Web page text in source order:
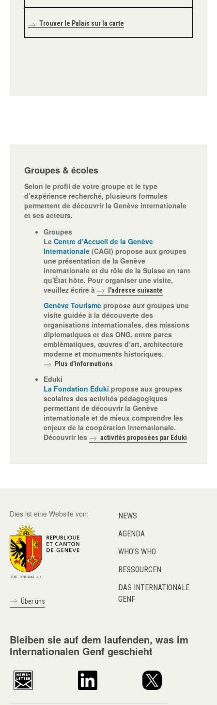
Trouver le Palais sur la carte
Groupes & écoles
Selon le profil de votre groupe et le type
d’expérience recherché, plusieurs formules
permettent de découvrir la Genève internationale
et ses acteurs.
Groupes
Le Centre d'Accueil de la Genève
Internationale (CAGI) propose aux groupes
une présentation de la Genève
internationale et du rôle de la Suisse en tant
qu'État hôte. Pour organiser une visite,
veuillez écrire à
l'adresse suivante
Genève Tourisme propose aux groupes une
visite guidée à la découverte des
organisations internationales, des missions
diplomatiques et des ONG, entre parcs
emblématiques, œuvres d’art, architecture
moderne et monuments historiques.
Plus d'informations
Eduki
La Fondation Eduki propose aux groupes
scolaires des activités pédagogiques
permettant de découvrir la Genève
internationale et de mieux comprendre les
enjeux de la coopération internationale.
Découvrir les
activités proposées par Eduki
Dies ist eine Website von:
Über uns
NEWS
AGENDA
WHO'S WHO
RESSOURCEN
DAS INTERNATIONALE
GENF
Bleiben sie auf dem laufenden, was im
Internationalen Genf geschieht